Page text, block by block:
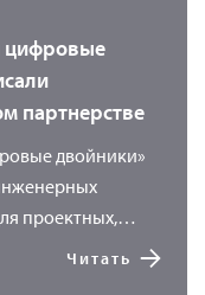
цифровые
партнерстве
двойники»
проектных,
Читать